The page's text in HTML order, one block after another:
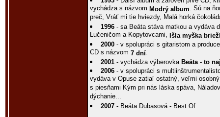
vychádza s názvom Modrý album. Sú na
preč, Vráť mi tie hviezdy, Malá horká
1996 - sa Beáta stáva matkou a vydáva
Lučeničom a Kopytovcami, Išla myška
2000 - v spolupráci s gitaristom a
CD s názvom 7 dní.
2001 - vychádza výberovka Beáta - to
2006 - v spolupráci s
vydáva v Opuse zatiaľ ostatný, veľmi
s piesňami Kým pri nás láska spáva,
dýchanie...
2007 - Beáta Dubasová - Best Of